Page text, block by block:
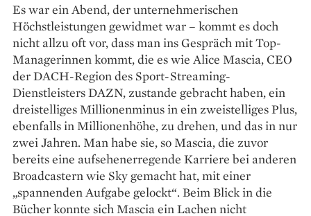
Es war ein Abend, der unternehmerischen
Höchstleistungen gewidmet war – kommt es doch
nicht allzu oft vor, dass man ins Gespräch mit Top-
Managerinnen kommt, die es wie Alice Mascia, CEO
der DACH-Region des Sport-Streaming-
Dienstleisters DAZN, zustande gebracht haben, ein
dreistelliges Millionenminus in ein zweistelliges Plus,
ebenfalls in Millionenhöhe, zu drehen, und das in nur
zwei Jahren. Man habe sie, so Mascia, die zuvor
bereits eine aufsehenerregende Karriere bei anderen
Broadcastern wie Sky gemacht hat, mit einer
„spannenden Aufgabe gelockt“. Beim Blick in die
Bücher konnte sich Mascia ein Lachen nicht